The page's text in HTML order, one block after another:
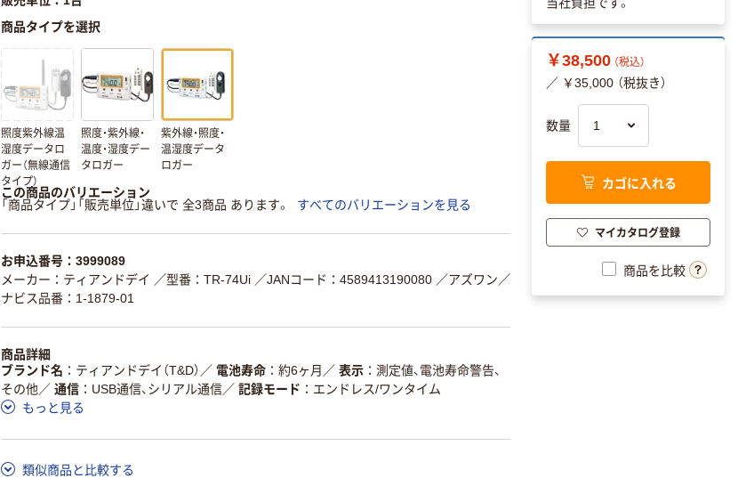
商品タイプを選択
照度紫外線温
湿度データロ
ガー（無線通信
タイプ）
照度・紫外線・
温度・湿度デー
タロガー
紫外線・照度・
温湿度データ
ロガー
この商品のバリエーション
「商品タイプ」「販売単位」違いで 全3商品 あります。
すべてのバリエーションを見る
お申込番号：3999089
メーカー：ティアンドデイ ／型番：TR-74Ui ／JANコード：4589413190080 ／アズワン／
ナビス品番：1-1879-01
商品詳細
ブランド名
ティアンドデイ（T&D） ／ 電池寿命 約6ヶ月 ／ 表示
測定値、電池寿命警告、
その他 ／ 通信 USB通信、シリアル通信／ 記録モード
エンドレス/ワンタイム
もっと見る
類似商品と比較する
￥38,500 （税込）
／ ￥35,000 （税抜き）
数量
カゴに入れる
マイカタログ登録
商品を比較